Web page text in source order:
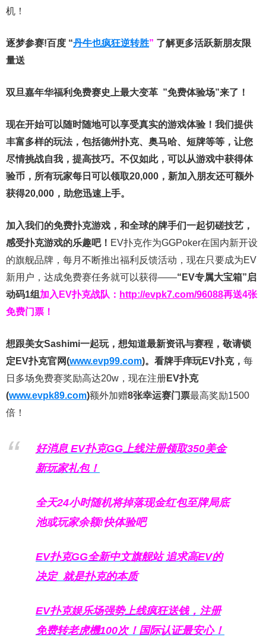
机！
逐梦参赛!百度 “丹牛也疯狂逆转胜” 了解更多活跃新朋友限
量送
双旦嘉年华福利免费赛史上最大变革 ”免费体验场”来了！
现在开始可以随时随地可以享受真实的游戏体验！我们提供
丰富多样的玩法，包括德州扑克、奥马哈、短牌等等，让您
尽情挑战自我，提高技巧。不仅如此， 可以从游戏中获得体
验币，所有玩家每日可以领取20,000，新加入朋友还可额外
获得20,000，助您迅速上手。
加入我们的免费扑克游戏，和全球的牌手们一起切磋技艺，
感受扑克游戏的乐趣吧！ EV扑克作为GGPoker在国内新开设
的旗舰品牌，每月不断推出福利反馈活动，现在只要成为EV
新用户，达成免费赛任务就可以获得——“EV专属大宝箱”启
动码1组加入EV扑克战队： http://evpk7.com/96088再送4张
免费门票！
想跟美女Sashimi一起玩， 想知道最新资讯与赛程， 敬请锁
定EV扑克官网(www.evp99.com)。 看牌手痒玩EV扑克， 每
日多场免费赛奖励高达20w，现在注册EV扑克
(www.evpk89.com)额外加赠8张幸运赛门票最高奖励1500
倍！
好消息 EV扑克GG上线注册领取350美金
新玩家礼包！
全天24小时随机将掉落现金红包至牌局底
池或玩家余额!快体验吧
EV扑克GG全新中文旗舰站追求高EV的
决定 就是扑克的本质
EV扑克娱乐场强势上线疯狂送钱，注册
免费转老虎機100次！国际认证最安心！